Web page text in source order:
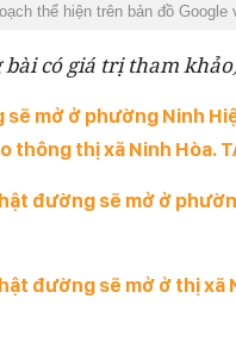
thể hiện trên bản đồ Google
có giá trị tham
mở ở phường Ninh
thông thị xã Ninh Hòa.
đường sẽ mở ở
đường sẽ mở ở thị xã